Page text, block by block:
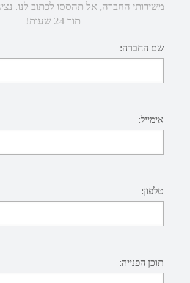
משירותי החברה, אל תהססו לכתוב לנו.
תוך 24 שעות!
שם החברה:
אימייל:
טלפון:
תוכן הפנייה: